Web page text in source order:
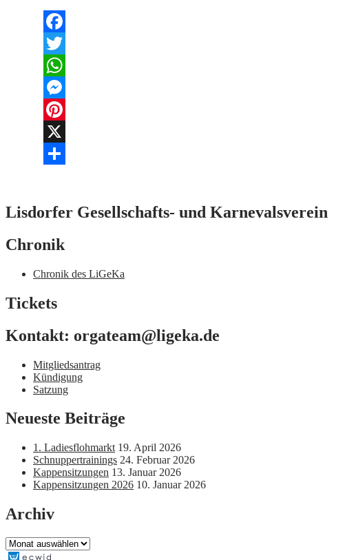
Facebook
Twitter
WhatsApp
Messenger
Pinterest
X
Lisdorfer Gesellschafts- und Karnevalsverein
Chronik
Chronik des LiGeKa
Tickets
Kontakt: orgateam@ligeka.de
Mitgliedsantrag
Kündigung
Satzung
Neueste Beiträge
1. Ladiesflohmarkt 19. April 2026
Schnuppertrainings 24. Februar 2026
Kappensitzungen 13. Januar 2026
Kappensitzungen 2026 10. Januar 2026
Archiv
Archiv